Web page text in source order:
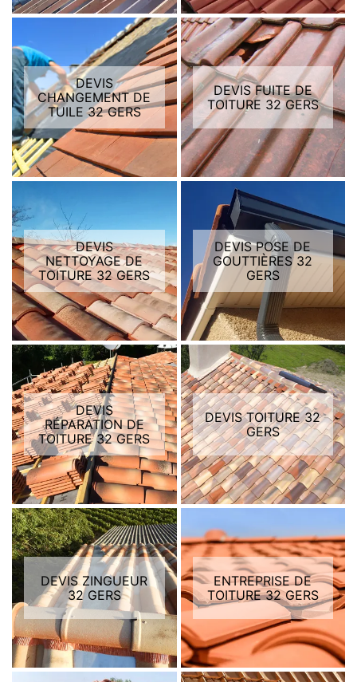
DEVIS
CHANGEMENT DE
TUILE 32 GERS
DEVIS FUITE DE
TOITURE 32 GERS
DEVIS
NETTOYAGE DE
TOITURE 32 GERS
DEVIS POSE DE
GOUTTIÈRES 32
GERS
DEVIS
RÉPARATION DE
TOITURE 32 GERS
DEVIS TOITURE 32
GERS
DEVIS ZINGUEUR
32 GERS
ENTREPRISE DE
TOITURE 32 GERS